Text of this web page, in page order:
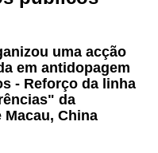
uma acção
em antidopagem
- Reforço da linha
da
Macau, China